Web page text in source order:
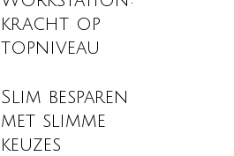
kracht op
topniveau
Slim besparen
met slimme
keuzes